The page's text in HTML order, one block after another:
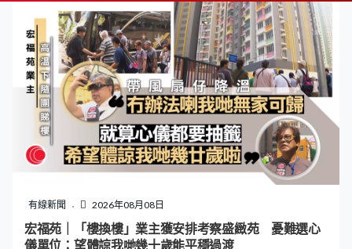
按輸入鍵開始搜尋
有線新聞 2026年08月08日
宏福苑｜「樓換樓」業主獲安排考察盛緻苑 憂難選心
儀單位：望體諒我哋幾十歲能平穩過渡